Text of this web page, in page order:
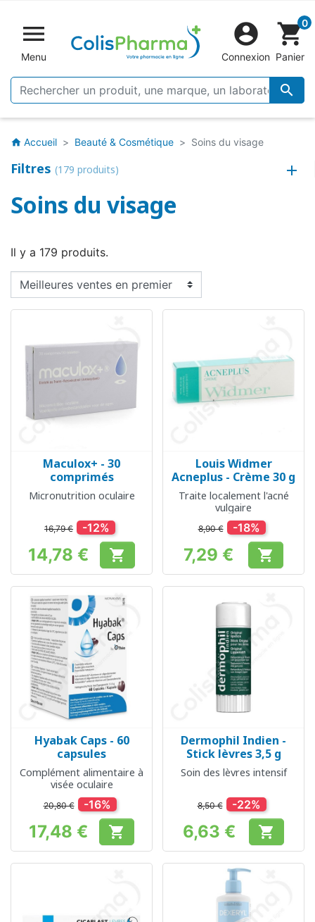

Menu


Connexion
shopping_cart0
Panier
home Accueil Beauté & Cosmétique Soins du visage
Filtres (179 produits)
Soins du visage
Il y a 179 produits.
Maculox+ - 30
comprimés
Micronutrition oculaire
16,79 € -12%
Prix
14,78 € 
Louis Widmer
Acneplus - Crème 30 g
Traite localement l'acné
vulgaire
8,90 € -18%
Prix
7,29 € 
Hyabak Caps - 60
capsules
Complément alimentaire à
visée oculaire
20,80 € -16%
Prix
17,48 € 
Dermophil Indien -
Stick lèvres 3,5 g
Soin des lèvres intensif
8,50 € -22%
Prix
6,63 € 